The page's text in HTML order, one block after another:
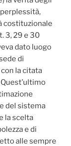
costituzionale
3, 29 e 30
dato luogo
di
la citata
del sistema
la scelta
e di
alle sempre